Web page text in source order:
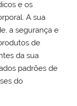
e os
A sua
a segurança e
de
da sua
padrões de
do